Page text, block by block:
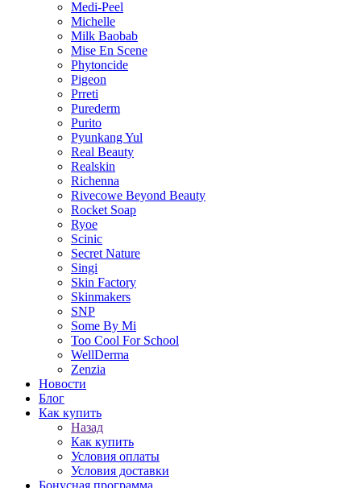
Medi-Peel
Michelle
Milk Baobab
Mise En Scene
Phytoncide
Pigeon
Prreti
Purederm
Purito
Pyunkang Yul
Real Beauty
Realskin
Richenna
Rivecowe Beyond Beauty
Rocket Soap
Ryoe
Scinic
Secret Nature
Singi
Skin Factory
Skinmakers
SNP
Some By Mi
Too Cool For School
WellDerma
Zenzia
Новости
Блог
Как купить
Назад
Как купить
Условия оплаты
Условия доставки
Бонусная программа